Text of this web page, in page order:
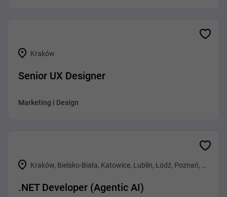
Kraków
Senior UX Designer
Marketing i Design
Kraków, Bielsko-Biała, Katowice, Lublin, Łódź, Poznań, Warszawa, Wrocław, Gliwice, Rzeszów, Tarnów
.NET Developer (Agentic AI)